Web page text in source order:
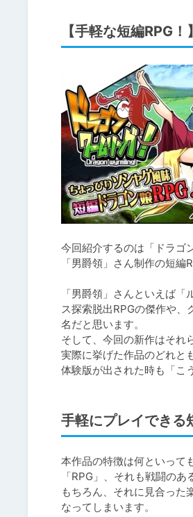
【手軽な短編RPG
今回紹介するのは「ドラゴ
「男爵領」さん制作の短
「男爵領」さんといえば
ス探索脱出RPGの傑作や
名だと思います。
そして、今回の新作はそれ
実際に挙げた作品のどれと
体験版が出された時も「こ
手軽にプレイできる
本作品の特徴は何といって
「RPG」、それも戦闘の
もちろん、それに見合った
なってしまいます。